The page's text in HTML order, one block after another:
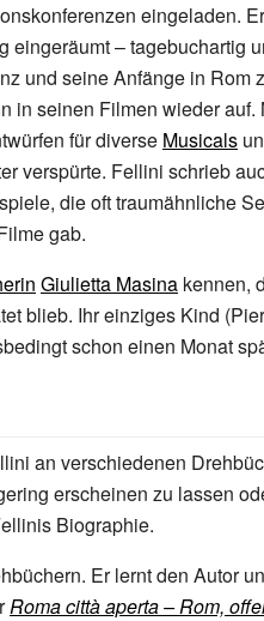
eingeladen.
eingeräumt – tagebuchartig
und seine Anfänge in Rom
in seinen Filmen wieder auf.
für diverse Musicals
verspürte. Fellini schrieb
die oft traumähnliche
gab.
Giulietta Masina kennen,
blieb. Ihr einziges Kind
schon einen Monat
an verschiedenen
erscheinen zu lassen
Biographie.
Er lernt den Autor
Roma città aperta – Rom,